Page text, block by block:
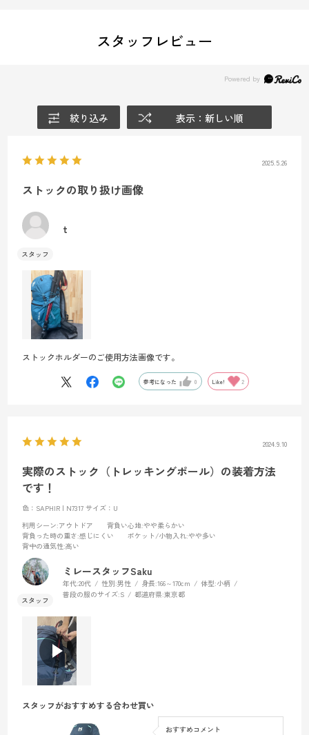
スタッフレビュー
絞り込み 表示：新しい順
2025.5.26
ストックの取り扱け画像
t
ストックホルダーのご使用方法画像です。
参考になった 0 Like! 2
2024.9.10
実際のストック（トレッキングポール）の装着方法
です！
色：SAPHIR | N7317 サイズ：U
利用シーン:アウトドア 背負い心地:やや柔らかい
背負った時の重さ:感じにくい ポケット/小物入れ:やや多い
背中の通気性:高い
ミレースタッフSaku
年代:20代 性別:男性 身長:166～170cm 体型:小柄
普段の服のサイズ:S 都道府県:東京都
スタッフがおすすめする合わせ買い
おすすめコメント